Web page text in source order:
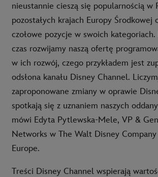
nieustannie cieszą się popularnością w
pozostałych krajach Europy Środkowej
czołowe pozycje w swoich
czas rozwijamy naszą ofertę
w ich rozwój, czego przykładem jest
odsłona kanału Disney Channel.
zaproponowane zmiany w oprawie
spotkają się z uznaniem naszych
mówi Edyta Pytlewska-Mele, VP &
Networks w The Walt Disney
Europe.
Treści Disney Channel wspierają